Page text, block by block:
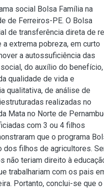
social Bolsa Família na
de Ferreiros-PE. O Bolsa
de transferência direta de
extrema pobreza, em curto
a autossuficiência das
do auxílio do
qualidade de vida e
qualitativa, de análise de
realizadas no
Mata no Norte de
com 3 ou 4 filhos
que o programa
dos filhos de agricultores.
não teriam direito à
trabalhariam com os pais
Portanto, conclui-se que o